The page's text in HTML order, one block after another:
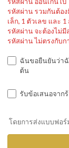
รหัสผ่าน รวมกันต้อ
เล็ก, 1 ตัวเลข และ
รหัสผ่าน จะต้องไม่มี
รหัสผ่าน ไม่ตรงกับ
ฉันขอยืนยันว่า
ต้น
รับข้อเสนอจาก
โดยการส่งแบบฟอ